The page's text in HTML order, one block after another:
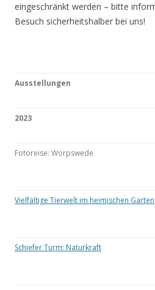
eingeschränkt werden – bitte
Besuch sicherheitshalber bei uns!
Ausstellungen
2023
Fotoreise: Worpswede
Vielfältige Tierwelt im heimischen Garten
Schiefer Turm: Naturkraft